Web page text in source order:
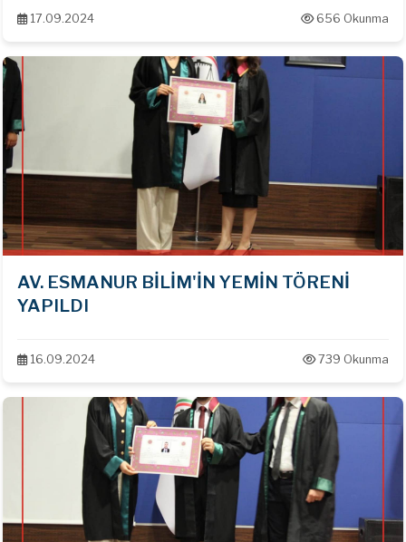
17.09.2024 656 Okunma
AV. ESMANUR BİLİM'İN YEMİN TÖRENİ
YAPILDI
16.09.2024 739 Okunma